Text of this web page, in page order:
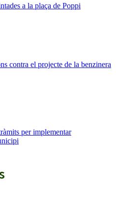
a la plaça de Poppi
contra el projecte de la benzinera
per implementar